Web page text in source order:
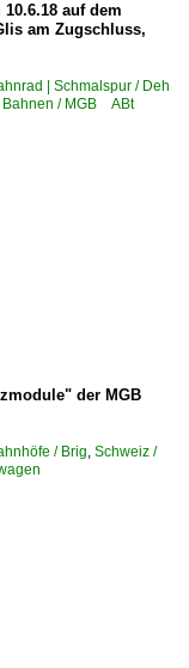
auf dem
am Zugschluss,
| Schmalspur / Deh
Bahnen / MGB ABt
der MGB
/ Brig, Schweiz /